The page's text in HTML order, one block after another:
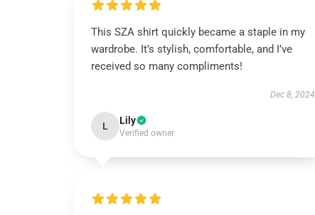
This SZA shirt quickly became a staple in my
wardrobe. It’s stylish, comfortable, and I’ve
received so many compliments!
Dec 8, 2024
L Lily
Verified owner